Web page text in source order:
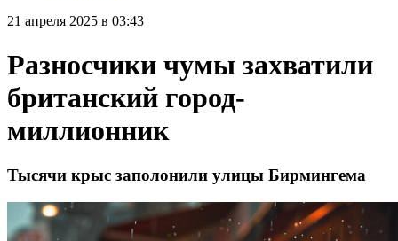
21 апреля 2025 в 03:43
Разносчики чумы захватили
британский город-
миллионник
Тысячи крыс заполонили улицы Бирмингема